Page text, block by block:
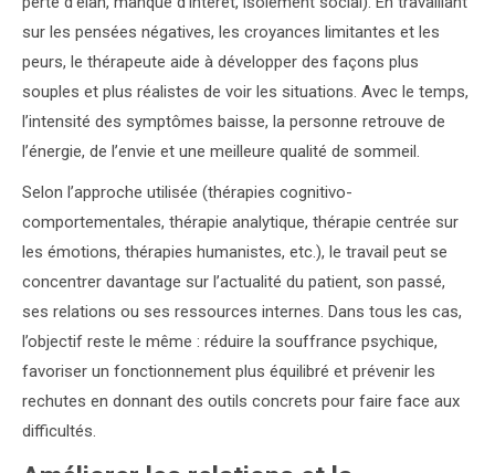
sur les pensées négatives, les croyances limitantes et les
peurs, le thérapeute aide à développer des façons plus
souples et plus réalistes de voir les situations. Avec le temps,
l’intensité des symptômes baisse, la personne retrouve de
l’énergie, de l’envie et une meilleure qualité de sommeil.
Selon l’approche utilisée (thérapies cognitivo-
comportementales, thérapie analytique, thérapie centrée sur
les émotions, thérapies humanistes, etc.), le travail peut se
concentrer davantage sur l’actualité du patient, son passé,
ses relations ou ses ressources internes. Dans tous les cas,
l’objectif reste le même : réduire la souffrance psychique,
favoriser un fonctionnement plus équilibré et prévenir les
rechutes en donnant des outils concrets pour faire face aux
difficultés.